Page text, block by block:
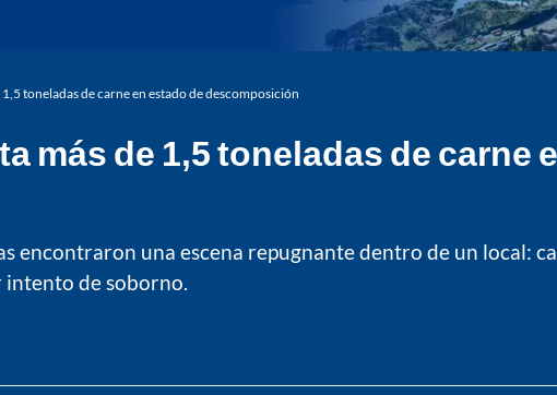
toneladas de carne en estado de descomposición
más de 1,5 toneladas de carne
encontraron una escena repugnante dentro de un local:
intento de soborno.